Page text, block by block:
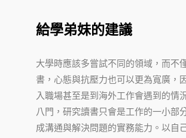
給學弟妹的建議
大學時應該多嘗試不同的領域，而不
書，心態與抗壓力也可以更為寬廣，
入職場甚至是到海外工作會遇到的情
八門，研究讀書只會是工作的一小部
成溝通與解決問題的實務能力。以自